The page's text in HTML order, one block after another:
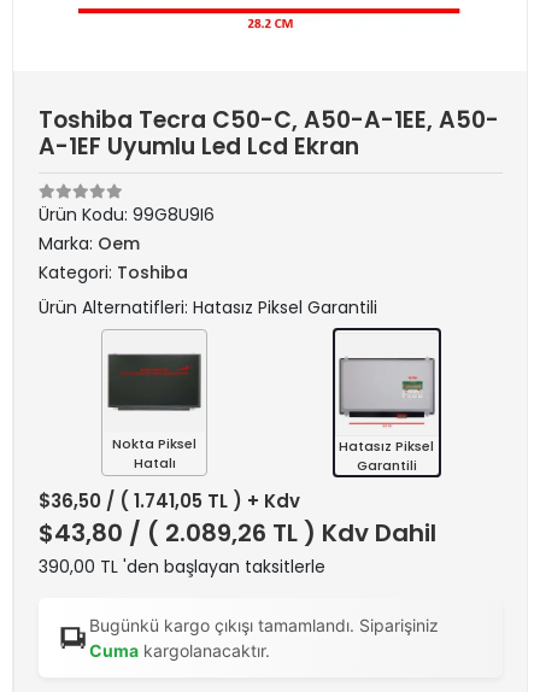
Toshiba Tecra C50-C, A50-A-1EE, A50-
A-1EF Uyumlu Led Lcd Ekran
Ürün Kodu: 99G8U9I6
Marka: Oem
Kategori: Toshiba
Ürün Alternatifleri: Hatasız Piksel Garantili
Nokta Piksel
Hatalı
Hatasız Piksel
Garantili
$36,50 / ( 1.741,05 TL ) + Kdv
$43,80 / ( 2.089,26 TL ) Kdv Dahil
390,00 TL 'den başlayan taksitlerle
Bugünkü kargo çıkışı tamamlandı. Siparişiniz
Cumakargolanacaktır.